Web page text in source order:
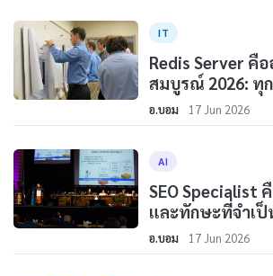
IT
Redis Server คื
สมบูรณ์ 2026: ทุ
อ.บอม 17 Jun 2026
AI
SEO Specialist
และทักษะที่จำเป็
อ.บอม 17 Jun 2026